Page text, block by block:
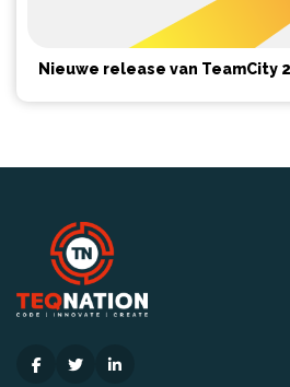
Nieuwe release van TeamCity